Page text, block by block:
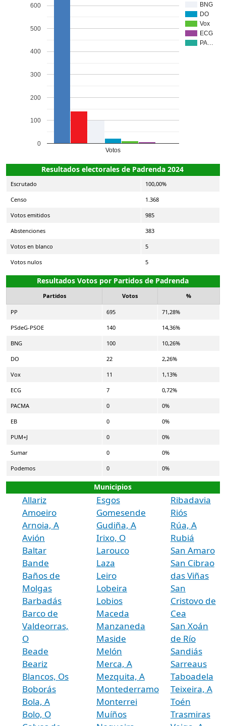
BNG
DO
Vox
ECG
PA…
Votos
0
100
200
300
400
500
600
Resultados electorales de Padrenda 2024
Escrutado 100,00%
Censo 1.368
Votos emitidos 985
Abstenciones 383
Votos en blanco 5
Votos nulos 5
Resultados Votos por Partidos de Padrenda
Partidos Votos %
PP 695 71,28%
PSdeG-PSOE 140 14,36%
BNG 100 10,26%
DO 22 2,26%
Vox 11 1,13%
ECG 7 0,72%
PACMA 0 0%
EB 0 0%
PUM+J 0 0%
Sumar 0 0%
Podemos 0 0%
Municipios
Allariz
Amoeiro
Arnoia, A
Avión
Baltar
Bande
Baños de
Molgas
Barbadás
Barco de
Valdeorras,
O
Beade
Beariz
Blancos, Os
Boborás
Bola, A
Bolo, O
Esgos
Gomesende
Gudiña, A
Irixo, O
Larouco
Laza
Leiro
Lobeira
Lobios
Maceda
Manzaneda
Maside
Melón
Merca, A
Mezquita, A
Montederramo
Monterrei
Muíños
Ribadavia
Riós
Rúa, A
Rubiá
San Amaro
San Cibrao
das Viñas
San
Cristovo de
Cea
San Xoán
de Río
Sandiás
Sarreaus
Taboadela
Teixeira, A
Toén
Trasmiras